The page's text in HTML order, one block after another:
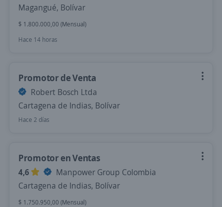
Magangué, Bolívar
$ 1.800.000,00 (Mensual)
Hace 14 horas
Promotor de Venta
Robert Bosch Ltda
Cartagena de Indias, Bolívar
Hace 2 días
Promotor en Ventas
4,6
Manpower Group Colombia
Cartagena de Indias, Bolívar
$ 1.750.950,00 (Mensual)